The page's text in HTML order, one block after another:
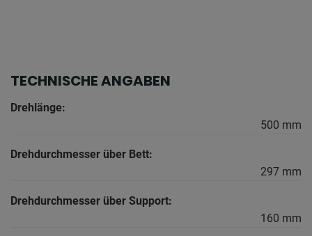
TECHNISCHE ANGABEN
Drehlänge:
500 mm
Drehdurchmesser über Bett:
297 mm
Drehdurchmesser über Support:
160 mm